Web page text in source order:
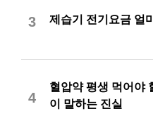
3 제습기 전기요금 얼
4
혈압약 평생 먹어야
이 말하는 진실